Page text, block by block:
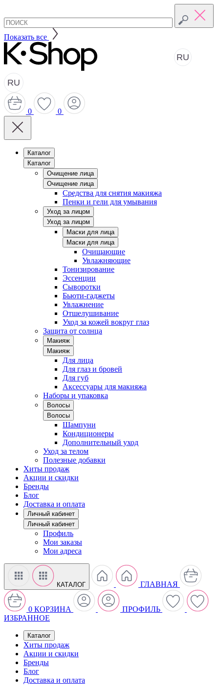
Показать все
RU
RU
0 0
Каталог
Каталог
Очищение лица
Очищение лица
Средства для снятия макияжа
Пенки и гели для умывания
Уход за лицом
Уход за лицом
Маски для лица
Маски для лица
Очищающие
Увлажняющие
Тонизирование
Эссенции
Сыворотки
Бьюти-гаджеты
Увлажнение
Отшелушивание
Уход за кожей вокруг глаз
Защита от солнца
Макияж
Макияж
Для лица
Для глаз и бровей
Для губ
Аксессуары для макияжа
Наборы и упаковка
Волосы
Волосы
Шампуни
Кондиционеры
Дополнительный уход
Уход за телом
Полезные добавки
Хиты продаж
Акции и скидки
Бренды
Блог
Доставка и оплата
Личный кабинет
Личный кабинет
Профиль
Мои заказы
Мои адреса
КАТАЛОГ ГЛАВНАЯ
0 КОРЗИНА
ПРОФИЛЬ
ИЗБРАННОЕ
Каталог
Хиты продаж
Акции и скидки
Бренды
Блог
Доставка и оплата